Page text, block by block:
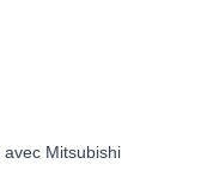
Mitsubishi